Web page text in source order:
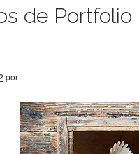
de
por